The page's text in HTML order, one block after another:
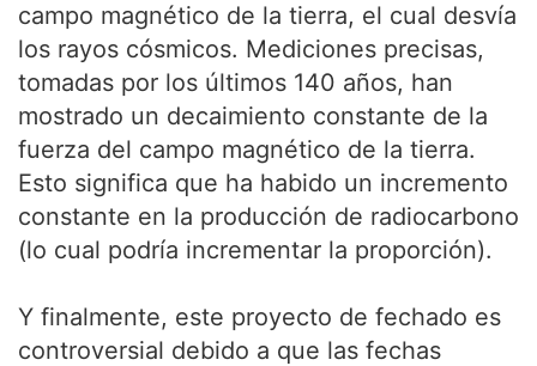
campo magnético de la tierra, el cual desvía
los rayos cósmicos. Mediciones precisas,
tomadas por los últimos 140 años, han
mostrado un decaimiento constante de la
fuerza del campo magnético de la tierra.
Esto significa que ha habido un incremento
constante en la producción de radiocarbono
(lo cual podría incrementar la proporción).
Y finalmente, este proyecto de fechado es
controversial debido a que las fechas